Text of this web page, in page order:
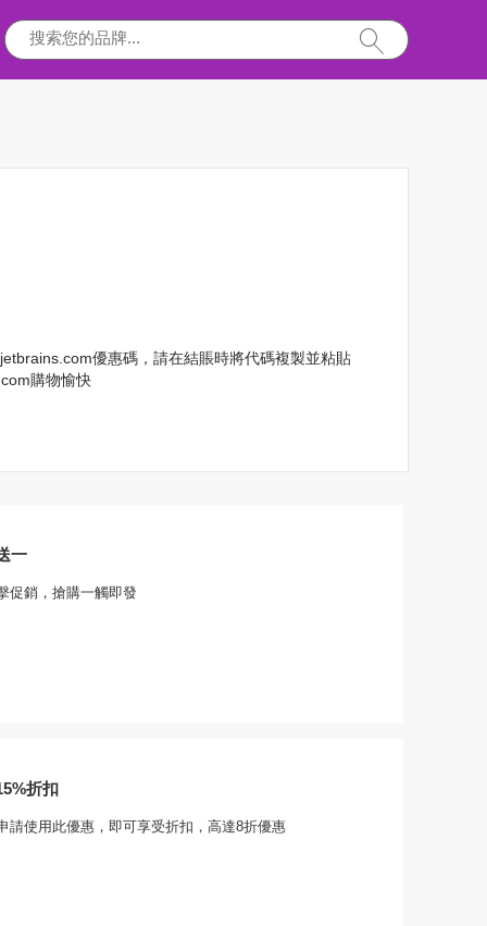
優惠碼，請在結賬時將代碼複製並粘貼
購物愉快
一
促銷，搶購一觸即發
折扣
請使用此優惠，即可享受折扣，高達8折優惠